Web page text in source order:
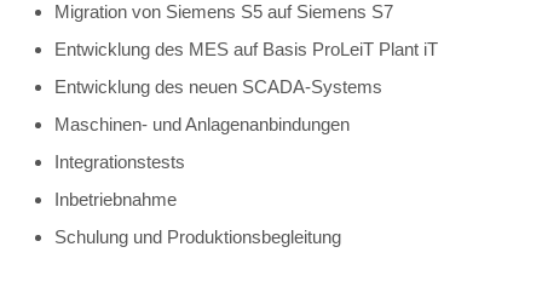
Migration von Siemens S5 auf Siemens S7
Entwicklung des MES auf Basis ProLeiT Plant iT
Entwicklung des neuen SCADA-Systems
Maschinen- und Anlagenanbindungen
Integrationstests
Inbetriebnahme
Schulung und Produktionsbegleitung